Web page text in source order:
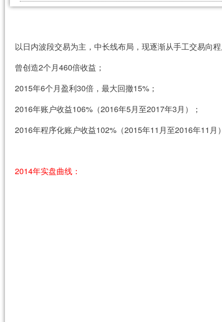
以日内波段交易为主，中长线布局，现逐渐从手工交易向
曾创造2个月460倍收益；
2015年6个月盈利30倍，最大回撤15%；
2016年账户收益106%（2016年5月至2017年3月）；
2016年程序化账户收益102%（2015年11月至2016年11月
2014年实盘曲线：